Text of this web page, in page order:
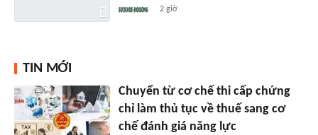
2 giờ
TIN MỚI
Chuyển từ cơ chế thi cấp chứng
chỉ làm thủ tục về thuế sang cơ
chế đánh giá năng lực